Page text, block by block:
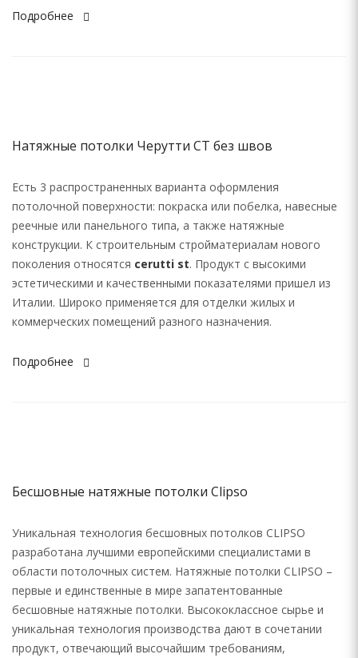
Подробнее
Натяжные потолки Черутти СТ без швов
Есть 3 распространенных варианта оформления
потолочной поверхности: покраска или побелка, навесные
реечные или панельного типа, а также натяжные
конструкции. К строительным стройматериалам нового
поколения относятся cerutti st. Продукт с высокими
эстетическими и качественными показателями пришел из
Италии. Широко применяется для отделки жилых и
коммерческих помещений разного назначения.
Подробнее
Бесшовные натяжные потолки Clipso
Уникальная технология бесшовных потолков CLIPSO
разработана лучшими европейскими специалистами в
области потолочных систем. Натяжные потолки CLIPSO –
первые и единственные в мире запатентованные
бесшовные натяжные потолки. Высококлассное сырье и
уникальная технология производства дают в сочетании
продукт, отвечающий высочайшим требованиям,